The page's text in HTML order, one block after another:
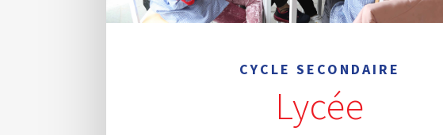
CYCLE SECONDAIRE
Lycée